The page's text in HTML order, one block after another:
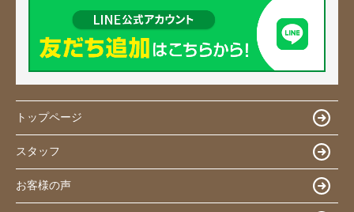
トップページ
スタッフ
お客様の声